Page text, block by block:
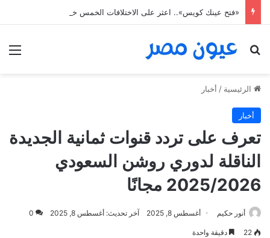
بحث عن
الرئيسية / أخبار
أخبار
تعرف على تردد قنوات ثمانية الجديدة
الناقلة لدوري روشن السعودي
2025/2026 مجانًا
أنور حكيم أغسطس 8, 2025 آخر تحديث: أغسطس 8, 2025 0
22 دقيقة واحدة